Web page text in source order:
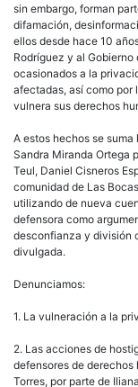
sin embargo, forman
difamación,
ellos desde hace 10
Rodríguez y al
ocasionados a la
afectadas, así como por
vulnera sus derechos
A estos hechos se
Sandra Miranda Ortega
Teul, Daniel Cisneros
comunidad de Las
utilizando de nueva
defensora como
desconfianza y división
divulgada.
Denunciamos:
1. La vulneración a la
2. Las acciones de
defensores de derechos
Torres, por parte de